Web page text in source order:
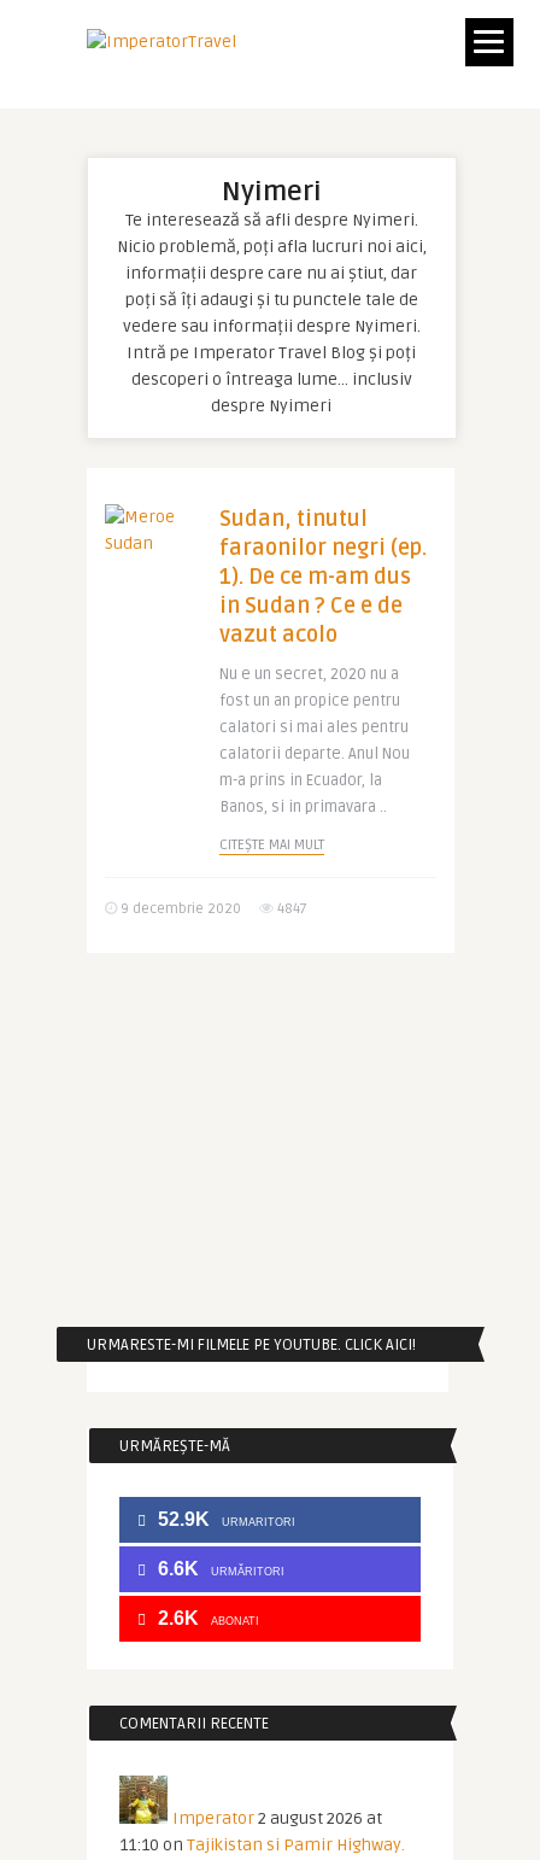
Nyimeri
Te interesează să afli despre Nyimeri.
Nicio problemă, poți afla lucruri noi aici,
informații despre care nu ai știut, dar
poți să îți adaugi și tu punctele tale de
vedere sau informații despre Nyimeri.
Intră pe Imperator Travel Blog și poți
descoperi o întreaga lume… inclusiv
despre Nyimeri
Sudan, tinutul
faraonilor negri (ep.
1). De ce m-am dus
in Sudan ? Ce e de
vazut acolo
Nu e un secret, 2020 nu a
fost un an propice pentru
calatori si mai ales pentru
calatorii departe. Anul Nou
m-a prins in Ecuador, la
Banos, si in primavara ..
CITEȘTE MAI MULT
9 decembrie 2020 4847
URMARESTE-MI FILMELE PE YOUTUBE. CLICK AICI!
URMĂREȘTE-MĂ
52.9K URMARITORI
6.6K URMĂRITORI
2.6K ABONATI
COMENTARII RECENTE
Imperator2 august 2026 at
11:10 on Tajikistan si Pamir Highway.